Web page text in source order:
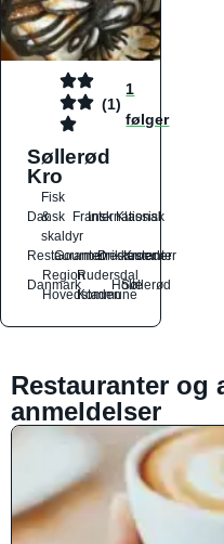
(1)
1
følger
Søllerød
Kro
Dansk
Fisk
&
skaldyr
Fransk
International
Klassisk
Restauranter
Gourmetrestauranter
Drikkesteder
Kroer
Danmark
Region
Hovedstaden
Rudersdal
Kommune
Holte
Søllerød
Restauranter og
anmeldelser